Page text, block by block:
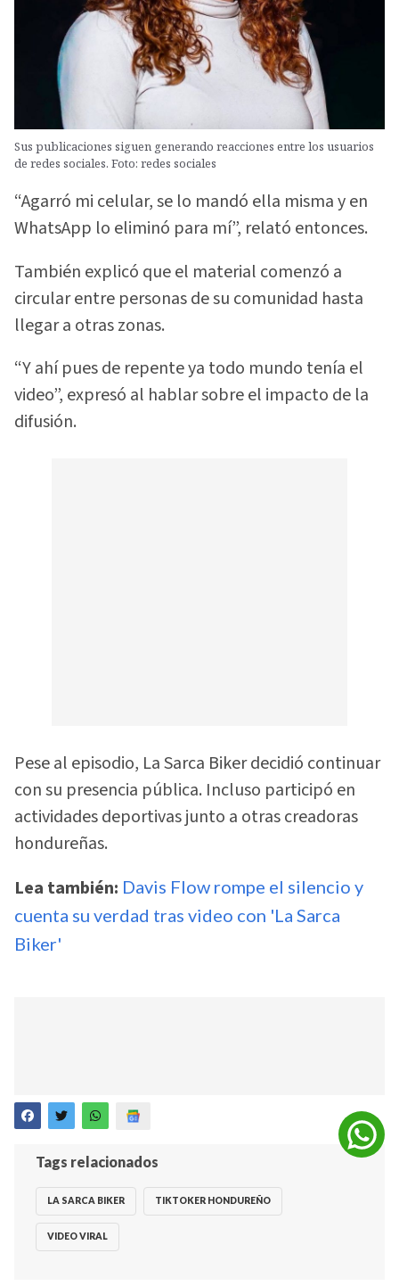
Sus publicaciones siguen generando reacciones entre los usuarios
de redes sociales. Foto: redes sociales
“Agarró mi celular, se lo mandó ella misma y en
WhatsApp lo eliminó para mí”, relató entonces.
También explicó que el material comenzó a
circular entre personas de su comunidad hasta
llegar a otras zonas.
“Y ahí pues de repente ya todo mundo tenía el
video”, expresó al hablar sobre el impacto de la
difusión.
Pese al episodio, La Sarca Biker decidió continuar
con su presencia pública. Incluso participó en
actividades deportivas junto a otras creadoras
hondureñas.
Lea también: Davis Flow rompe el silencio y
cuenta su verdad tras video con 'La Sarca
Biker'
Tags relacionados
LA SARCA BIKER TIKTOKER HONDUREÑO
VIDEO VIRAL